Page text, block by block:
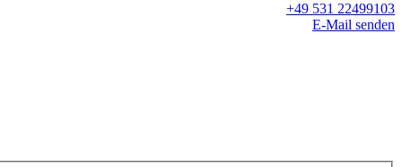
+49 531 22499103
E-Mail senden